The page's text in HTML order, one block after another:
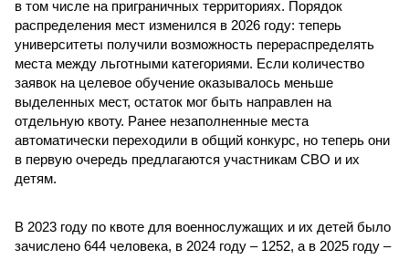
в том числе на приграничных территориях. Порядок
распределения мест изменился в 2026 году: теперь
университеты получили возможность перераспределять
места между льготными категориями. Если количество
заявок на целевое обучение оказывалось меньше
выделенных мест, остаток мог быть направлен на
отдельную квоту. Ранее незаполненные места
автоматически переходили в общий конкурс, но теперь они
в первую очередь предлагаются участникам СВО и их
детям.
В 2023 году по квоте для военнослужащих и их детей было
зачислено 644 человека, в 2024 году – 1252, а в 2025 году –